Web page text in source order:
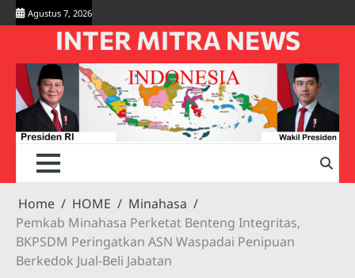
Skip
to
Agustus 7, 2026
INTER MITRA NEWS
Home HOME
Minahasa
Pemkab Minahasa Perketat Benteng Integritas,
BKPSDM Peringatkan ASN Waspadai Penipuan
Berkedok Jual-Beli Jabatan